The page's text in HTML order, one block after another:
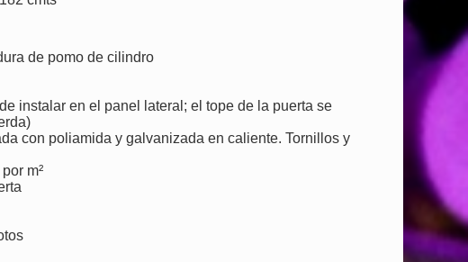
de pomo de cilindro
instalar en el panel lateral; el tope de la puerta se
con poliamida y galvanizada en caliente. Tornillos y
m²